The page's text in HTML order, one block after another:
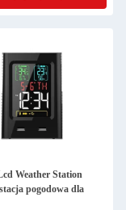
Weather Station
pogodowa dla